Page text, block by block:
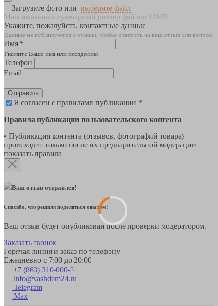
Загрузите фото или выберите файл
Максимальный суммарный размер файлов 12MB
Укажите, пожалуйста, контактные данные
Данные не публикуются и нужны, чтобы ответить на ваш отзыв или вопрос
Имя *
Укажите Ваше имя или псевдоним
Телефон
Email
Отправить
Я согласен с правилами публикации *
Правила публикации пользовательского контента
• Публикация контента (отзывов, фотографий товара)
происходит только после их предварительной модерации
показать правила
Ваш отзыв отправлен!
Спасибо, что решили поделиться опытом!
Ваш отзыв будет опубликован после проверки модератором.
Заказать звонок
Горячая линия и заказ по телефону
Ежедневно с 7:00 до 20:00
+7 (863) 310-000-3
info@vashdom24.ru
Telegram
Max